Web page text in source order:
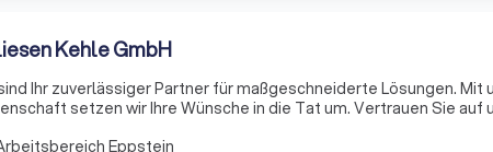
Kehle GmbH
Ihr zuverlässiger Partner für maßgeschneiderte Lösungen. Mit
setzen wir Ihre Wünsche in die Tat um. Vertrauen Sie auf
Eppstein